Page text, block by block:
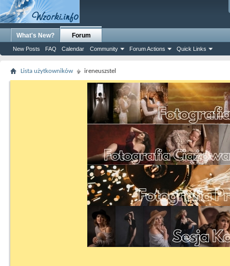
What's New? Forum
New Posts FAQ Calendar Community Forum Actions Quick Links
Lista użytkowników ireneuszstel